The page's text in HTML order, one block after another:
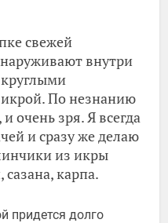
свежей
внутри
По незнанию
очень зря. Я всегда
и сразу же делаю
из икры
карпа.
придется долго